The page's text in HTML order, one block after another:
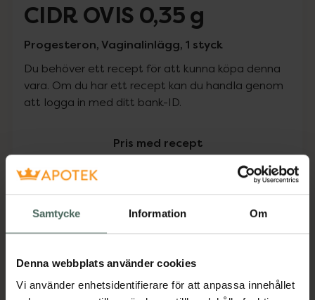
Samtycke Information Om
Denna webbplats använder cookies
Vi använder enhetsidentifierare för att anpassa innehållet
CIDR OVIS 0,35 g
Progesteron, Vaginalinlägg, 1 styck
Du behöver ett recept för att kunna köpa denna
vara. Om du har ett recept kan du handla genom
att logga in med ditt bank-ID.
Pris med recept
0 kr